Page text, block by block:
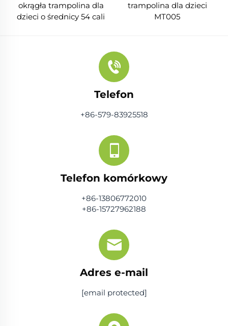
okrągła trampolina dla
dzieci o średnicy 54 cali
trampolina dla dzieci
MT005
Telefon
+86-579-83925518
Telefon komórkowy
+86-13806772010
+86-15727962188
Adres e-mail
[email protected]